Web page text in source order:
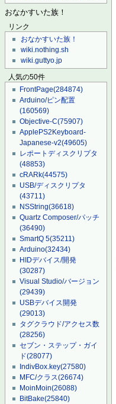
おなかすいた族！
リンク
おなかすいた族！
wiki.nothing.sh
wiki.guttyo.jp
人気の50件
FrontPage(284874)
Arduino/ピン配置
(160569)
Objective-C(75907)
ApplePS2Keyboard-
Japanese-v2(49605)
レポートディスクリプタ
(48853)
cRARk(44575)
USB/ディスクリプタ
(43711)
NSString(36618)
Quartz Composer/パッチ
(36490)
SmartQ 5(35211)
Arduino(32434)
HIDデバイス/開発
(30287)
Visual Studio/バージョン
(29439)
USBデバイス開発
(29013)
タグクラウド/アクセス数
(28256)
セブン・ステップ・ガイ
ド(28077)
IndivBox.key(27580)
MFC/クラス(26674)
MoinMoin(26088)
BitBake(25840)